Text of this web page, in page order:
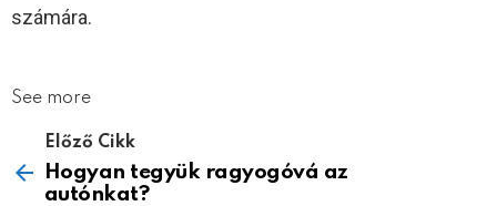
számára.
See more
Előző Cikk
Hogyan tegyük ragyogóvá az
autónkat?